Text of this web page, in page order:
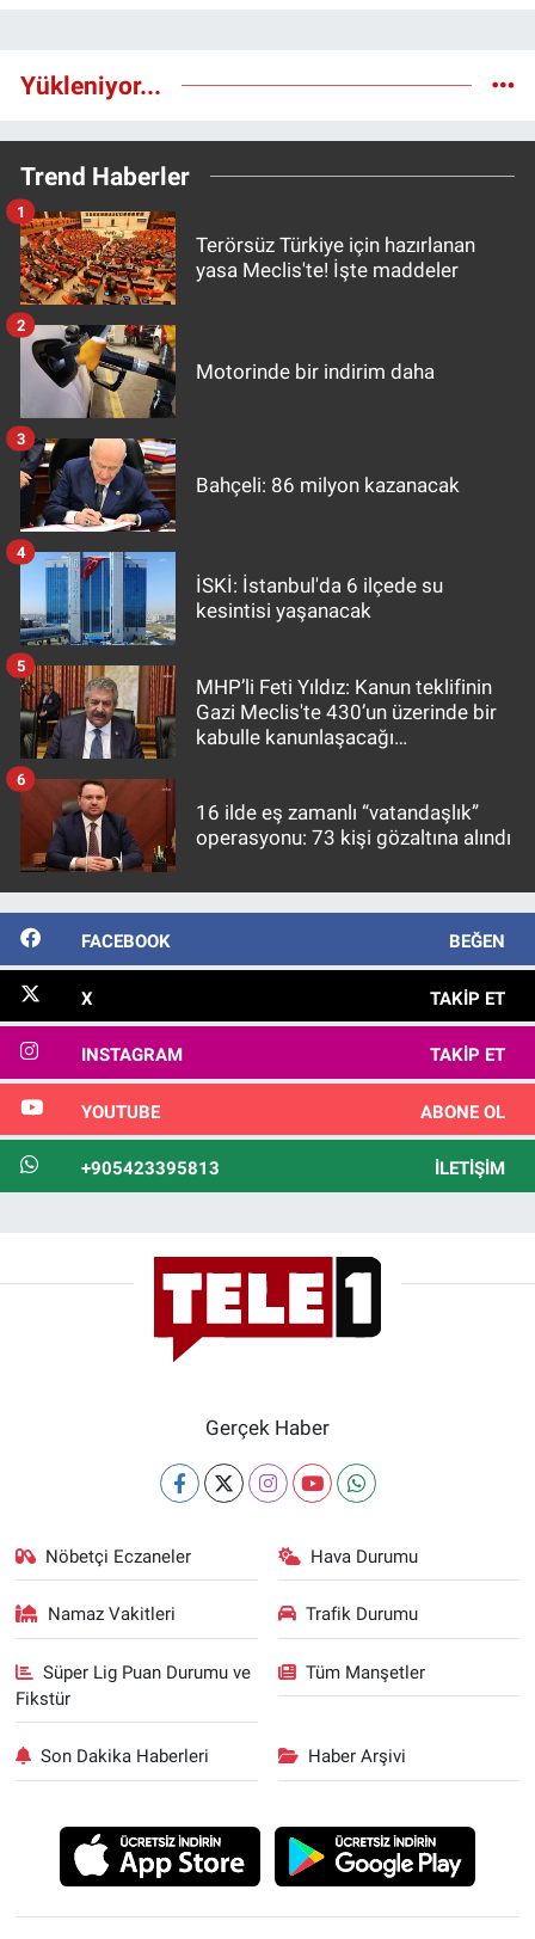
Yükleniyor...
Trend Haberler
Terörsüz Türkiye için hazırlanan
yasa Meclis'te! İşte maddeler
1
Motorinde bir indirim daha
2
Bahçeli: 86 milyon kazanacak
3
İSKİ: İstanbul'da 6 ilçede su
kesintisi yaşanacak
4
MHP’li Feti Yıldız: Kanun teklifinin
Gazi Meclis'te 430’un üzerinde bir
kabulle kanunlaşacağı
5
16 ilde eş zamanlı “vatandaşlık”
operasyonu: 73 kişi gözaltına alındı
6
FACEBOOK BEĞEN
X TAKIP ET
INSTAGRAM TAKIP ET
YOUTUBE ABONE OL
+905423395813 İLETIŞIM
Gerçek Haber
Nöbetçi Eczaneler Hava Durumu
Namaz Vakitleri Trafik Durumu
Süper Lig Puan Durumu ve
Fikstür
Tüm Manşetler
Son Dakika Haberleri Haber Arşivi